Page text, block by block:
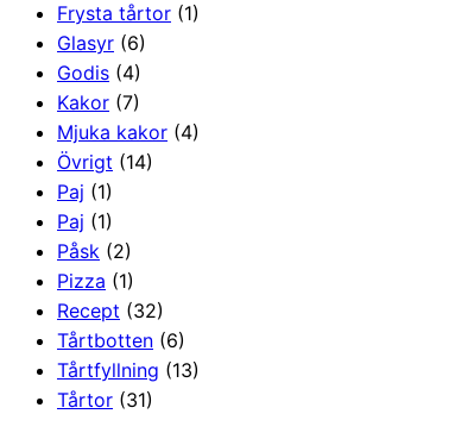
Frysta tårtor (1)
Glasyr (6)
Godis (4)
Kakor (7)
Mjuka kakor (4)
Övrigt (14)
Paj (1)
Paj (1)
Påsk (2)
Pizza (1)
Recept (32)
Tårtbotten (6)
Tårtfyllning (13)
Tårtor (31)